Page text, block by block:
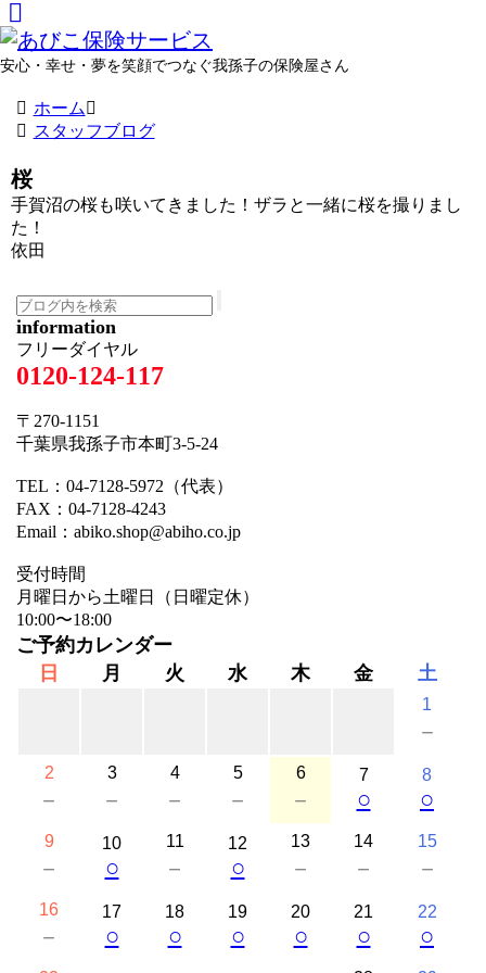
安心・幸せ・夢を笑顔でつなぐ我孫子の保険屋さん
ホーム
スタッフブログ
桜
手賀沼の桜も咲いてきました！ザラと一緒に桜を撮りまし
た！
依田
information
フリーダイヤル
0120-124-117
〒270-1151
千葉県我孫子市本町3-5-24
TEL：04-7128-5972（代表）
FAX：04-7128-4243
Email：abiko.shop@abiho.co.jp
受付時間
月曜日から土曜日（日曜定休）
10:00〜18:00
ご予約カレンダー
日
月 火 水 木 金 土
1
－
2
－
3
－
4
－
5
－
6
－
7
○
8
○
9
－
10
○
11
－
12
○
13
－
14
－
15
－
16
－
17
○
18
○
19
○
20
○
21
○
22
○